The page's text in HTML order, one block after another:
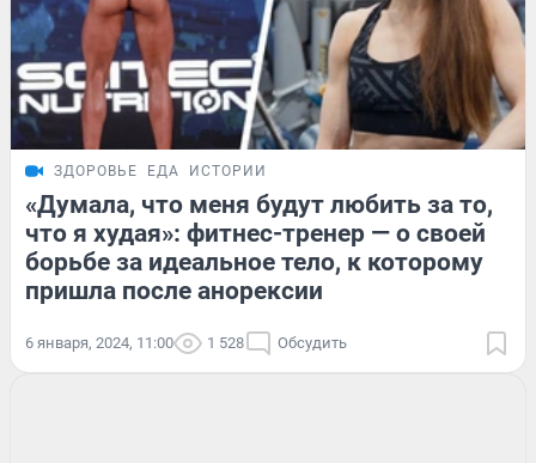
ЗДОРОВЬЕ ЕДА ИСТОРИИ
«Думала, что меня будут любить за то,
что я худая»: фитнес-тренер — о своей
борьбе за идеальное тело, к которому
пришла после анорексии
6 января, 2024, 11:00 1 528 Обсудить